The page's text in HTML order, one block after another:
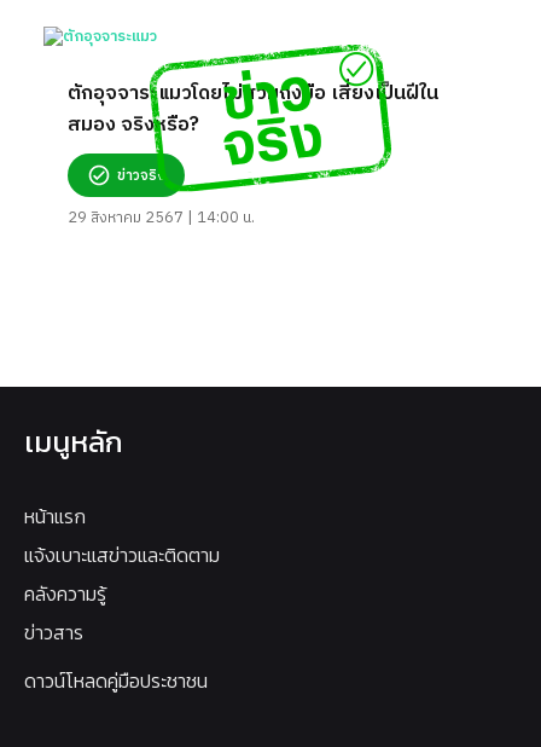
ตักอุจจาระแมวโดยไม่สวมถุงมือ เสี่ยงเป็นฝีใน
สมอง จริงหรือ?
ข่าวจริง
29 สิงหาคม 2567 | 14:00 น.
เมนูหลัก
หน้าแรก
แจ้งเบาะแสข่าวและติดตาม
คลังความรู้
ข่าวสาร
ดาวน์โหลดคู่มือประชาชน